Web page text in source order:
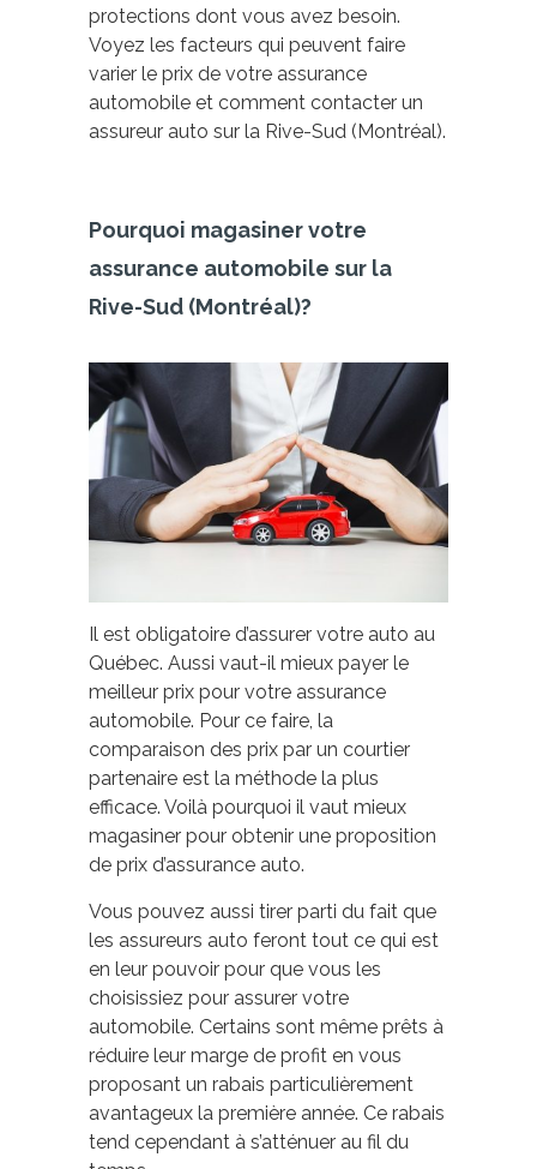
protections dont vous avez besoin.
Voyez les facteurs qui peuvent faire
varier le prix de votre assurance
automobile et comment contacter un
assureur auto sur la Rive-Sud (Montréal).
Pourquoi magasiner votre
assurance automobile sur la
Rive-Sud (Montréal)?
Il est obligatoire d’assurer votre auto au
Québec. Aussi vaut-il mieux payer le
meilleur prix pour votre assurance
automobile. Pour ce faire, la
comparaison des prix par un courtier
partenaire est la méthode la plus
efficace. Voilà pourquoi il vaut mieux
magasiner pour obtenir une proposition
de prix d’assurance auto.
Vous pouvez aussi tirer parti du fait que
les assureurs auto feront tout ce qui est
en leur pouvoir pour que vous les
choisissiez pour assurer votre
automobile. Certains sont même prêts à
réduire leur marge de profit en vous
proposant un rabais particulièrement
avantageux la première année. Ce rabais
tend cependant à s’atténuer au fil du